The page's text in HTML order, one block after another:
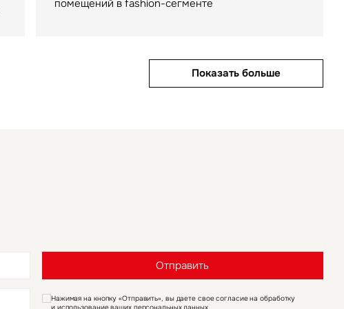
помещений в fashion-сегменте
Показать больше
Показать больше
Показать больше
Отправить
Нажимая на кнопку «Отправить», вы даете свое согласие на обработку
и использование ваших персональных данных